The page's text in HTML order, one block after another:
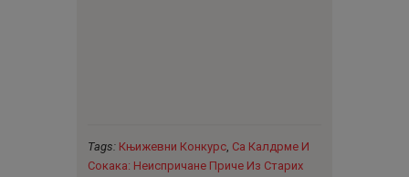
Tags: Књижевни Конкурс, Са Калдрме И
Сокака: Неиспричане Приче Из Старих